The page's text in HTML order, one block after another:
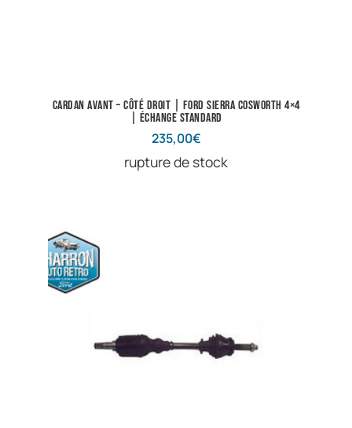
Cardan avant – côté droit | Ford Sierra Cosworth 4×4
| Échange standard
235,00€
rupture de stock